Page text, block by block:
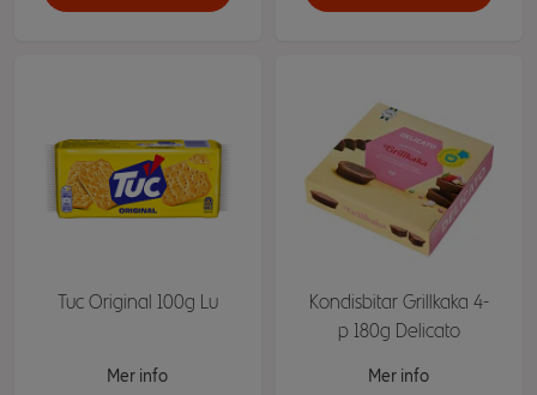
Tuc Original 100g Lu
Mer info
Kondisbitar Grillkaka 4-
p 180g Delicato
Mer info